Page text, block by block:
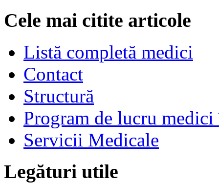
Cele mai citite articole
Listă completă medici
Contact
Structură
Program de lucru
Servicii Medicale
Legături utile